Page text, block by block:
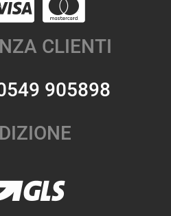
CLIENTI
905898